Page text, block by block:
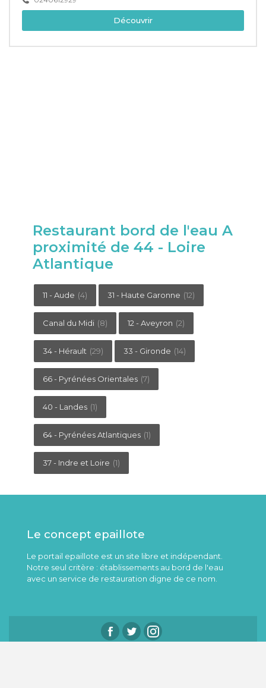
Découvrir
Restaurant bord de l'eau A
proximité de 44 - Loire
Atlantique
11 - Aude (4) 31 - Haute Garonne (12)
Canal du Midi (8) 12 - Aveyron (2)
34 - Hérault (29) 33 - Gironde (14)
66 - Pyrénées Orientales (7)
40 - Landes (1)
64 - Pyrénées Atlantiques (1)
37 - Indre et Loire (1)
Le concept epaillote
Le portail epaillote est un site libre et indépendant.
Notre seul critère : établissements au bord de l'eau
avec un service de restauration digne de ce nom.